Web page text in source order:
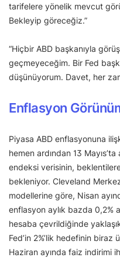
tarifelere yönelik mevcut
Bekleyip göreceğiz.”
“Hiçbir ABD başkanıyla
geçmeyeceğim. Bir Fed
düşünüyorum. Davet, her
Enflasyon
Piyasa ABD enflasyonuna
hemen ardından 13
endeksi verisinin,
bekleniyor. Cleveland
modellerine göre, Nisan
enflasyon aylık bazda 0,2%
hesaba çevrildiğinde
Fed’in 2%’lik hedefinin
Haziran ayında faiz indirimi